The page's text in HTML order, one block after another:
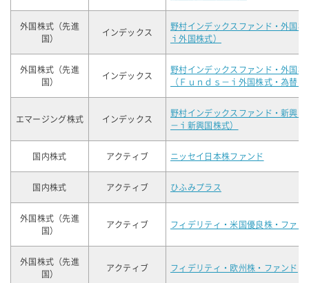
外国株式（先進
国）
インデックス
野村インデックスファンド・外国
ｉ外国株式）
外国株式（先進
国）
インデックス
野村インデックスファンド・外国
（Ｆｕｎｄｓ－ｉ外国株式・為替ヘ
エマージング株式 インデックス
野村インデックスファンド・新興
－ｉ新興国株式）
国内株式 アクティブ ニッセイ日本株ファンド
国内株式 アクティブ ひふみプラス
外国株式（先進
国）
アクティブ フィデリティ・米国優良株・ファン
外国株式（先進
国）
アクティブ フィデリティ・欧州株・ファンド